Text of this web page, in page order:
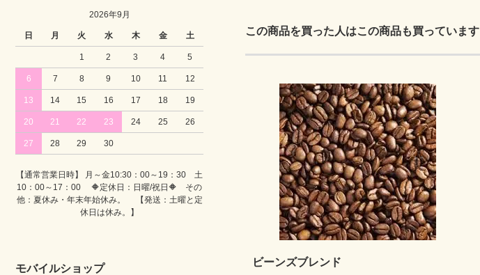
2026年9月
日 月 火 水 木 金 土
1 2 3 4 5
6 7 8 9 10 11 12
13 14 15 16 17 18 19
20 21 22 23 24 25 26
27 28 29 30
【通常営業日時】 月～金10:30：00～19：30 土
10：00～17：00 🔶定休日：日曜/祝日🔶 その
他：夏休み・年末年始休み。 【発送：土曜と定
休日は休み。】
モバイルショップ
この商品を買った人はこの商品も買っています
ビーンズブレンド